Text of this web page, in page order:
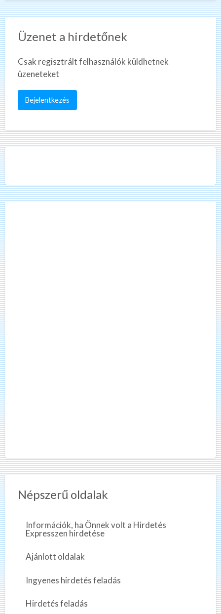
Üzenet a hirdetőnek
Csak regisztrált felhasználók küldhetnek
üzeneteket
Bejelentkezés
Népszerű oldalak
Információk, ha Önnek volt a Hirdetés
Expresszen hirdetése
Ajánlott oldalak
Ingyenes hirdetés feladás
Hirdetés feladás